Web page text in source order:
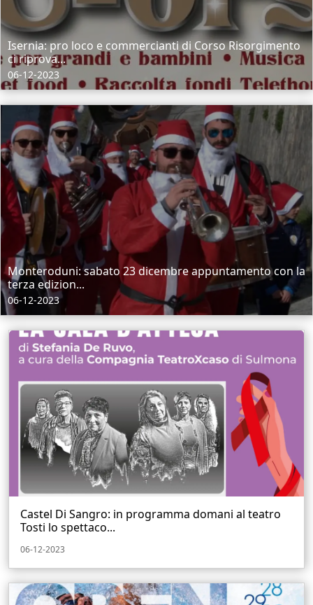
Isernia: pro loco e commercianti di Corso Risorgimento
ci riprova...
06-12-2023
Monteroduni: sabato 23 dicembre appuntamento con la
terza edizion...
06-12-2023
Castel Di Sangro: in programma domani al teatro
Tosti lo spettaco...
06-12-2023